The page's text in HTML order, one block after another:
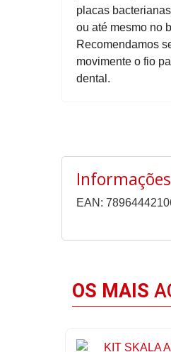
placas
ou até mesmo no
Recomendamos
movimente o fio
dental.
EAN:
OS MAIS